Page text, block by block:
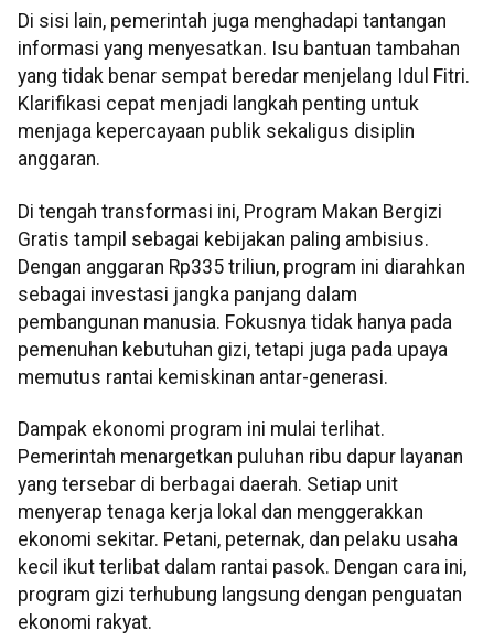
Di sisi lain, pemerintah juga menghadapi tantangan
informasi yang menyesatkan. Isu bantuan tambahan
yang tidak benar sempat beredar menjelang Idul Fitri.
Klarifikasi cepat menjadi langkah penting untuk
menjaga kepercayaan publik sekaligus disiplin
anggaran.
Di tengah transformasi ini, Program Makan Bergizi
Gratis tampil sebagai kebijakan paling ambisius.
Dengan anggaran Rp335 triliun, program ini diarahkan
sebagai investasi jangka panjang dalam
pembangunan manusia. Fokusnya tidak hanya pada
pemenuhan kebutuhan gizi, tetapi juga pada upaya
memutus rantai kemiskinan antar-generasi.
Dampak ekonomi program ini mulai terlihat.
Pemerintah menargetkan puluhan ribu dapur layanan
yang tersebar di berbagai daerah. Setiap unit
menyerap tenaga kerja lokal dan menggerakkan
ekonomi sekitar. Petani, peternak, dan pelaku usaha
kecil ikut terlibat dalam rantai pasok. Dengan cara ini,
program gizi terhubung langsung dengan penguatan
ekonomi rakyat.